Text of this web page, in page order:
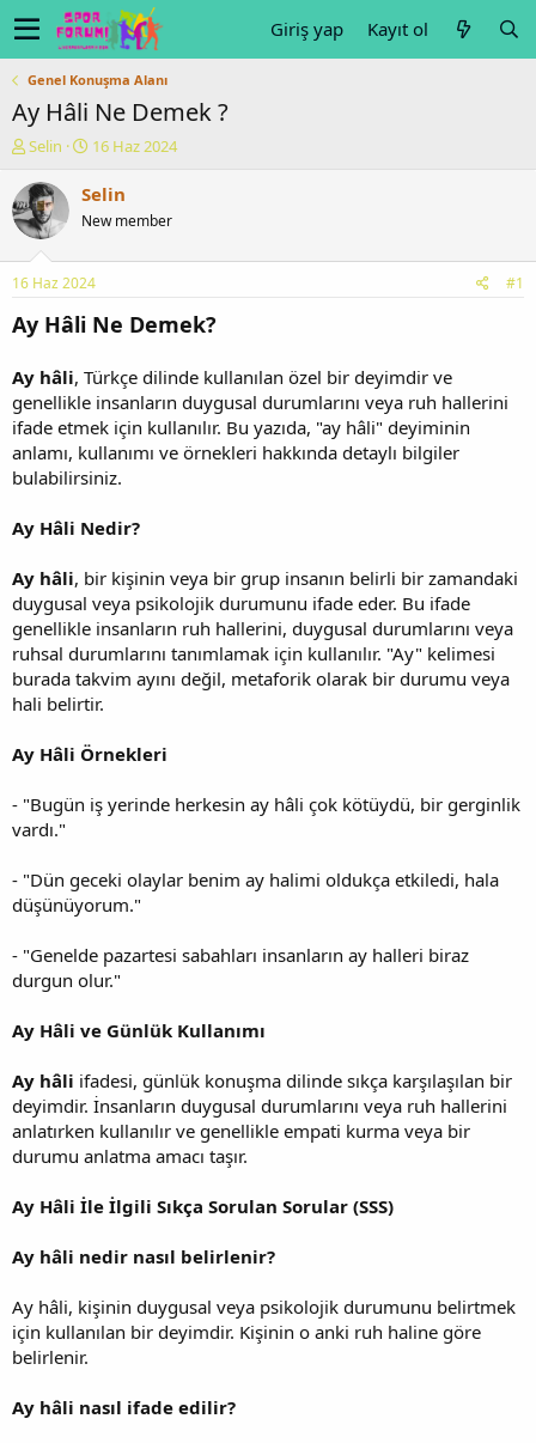
Giriş yap Kayıt ol
Genel Konuşma Alanı
Ay Hâli Ne Demek ?
K
n
u
y
b
a
ş
l
t
a
n
Selin
B
ş
a
g
ı
ç
t
r
h
16 Haz 2024
Selin
New member
16 Haz 2024 #1
Ay Hâli Ne Demek?
Ay hâli, Türkçe dilinde kullanılan özel bir deyimdir ve
genellikle insanların duygusal durumlarını veya ruh hallerini
ifade etmek için kullanılır. Bu yazıda, "ay hâli" deyiminin
anlamı, kullanımı ve örnekleri hakkında detaylı bilgiler
bulabilirsiniz.
Ay Hâli Nedir?
Ay hâli, bir kişinin veya bir grup insanın belirli bir zamandaki
duygusal veya psikolojik durumunu ifade eder. Bu ifade
genellikle insanların ruh hallerini, duygusal durumlarını veya
ruhsal durumlarını tanımlamak için kullanılır. "Ay" kelimesi
burada takvim ayını değil, metaforik olarak bir durumu veya
hali belirtir.
Ay Hâli Örnekleri
- "Bugün iş yerinde herkesin ay hâli çok kötüydü, bir gerginlik
vardı."
- "Dün geceki olaylar benim ay halimi oldukça etkiledi, hala
düşünüyorum."
- "Genelde pazartesi sabahları insanların ay halleri biraz
durgun olur."
Ay Hâli ve Günlük Kullanımı
Ay hâli ifadesi, günlük konuşma dilinde sıkça karşılaşılan bir
deyimdir. İnsanların duygusal durumlarını veya ruh hallerini
anlatırken kullanılır ve genellikle empati kurma veya bir
durumu anlatma amacı taşır.
Ay Hâli İle İlgili Sıkça Sorulan Sorular (SSS)
Ay hâli nedir nasıl belirlenir?
Ay hâli, kişinin duygusal veya psikolojik durumunu belirtmek
için kullanılan bir deyimdir. Kişinin o anki ruh haline göre
belirlenir.
Ay hâli nasıl ifade edilir?